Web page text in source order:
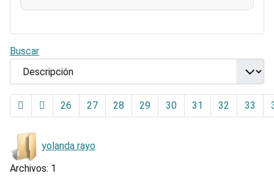
Buscar
26 27 28 29 30 31 32 33
yolanda rayo
Archivos: 1